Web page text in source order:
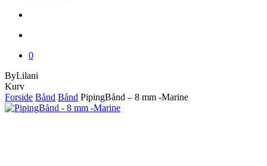
0
ByLilani
KurvClose
Cart
Forside Bånd Bånd PipingBånd – 8 mm -Marine